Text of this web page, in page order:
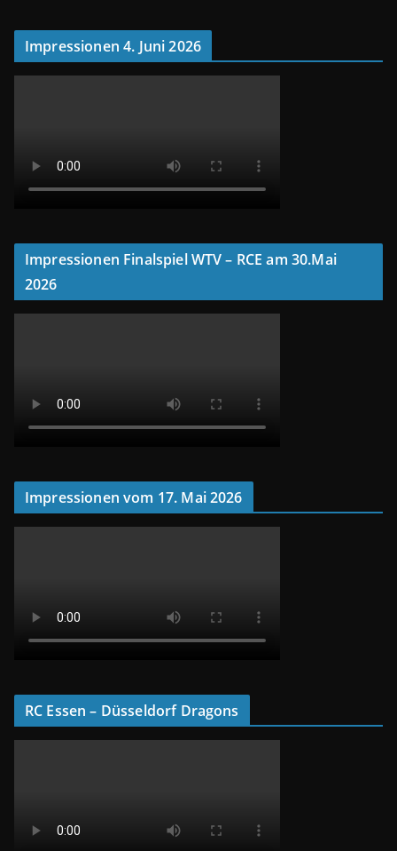
Impressionen 4. Juni 2026
Impressionen Finalspiel WTV – RCE am 30.Mai
2026
Impressionen vom 17. Mai 2026
RC Essen – Düsseldorf Dragons